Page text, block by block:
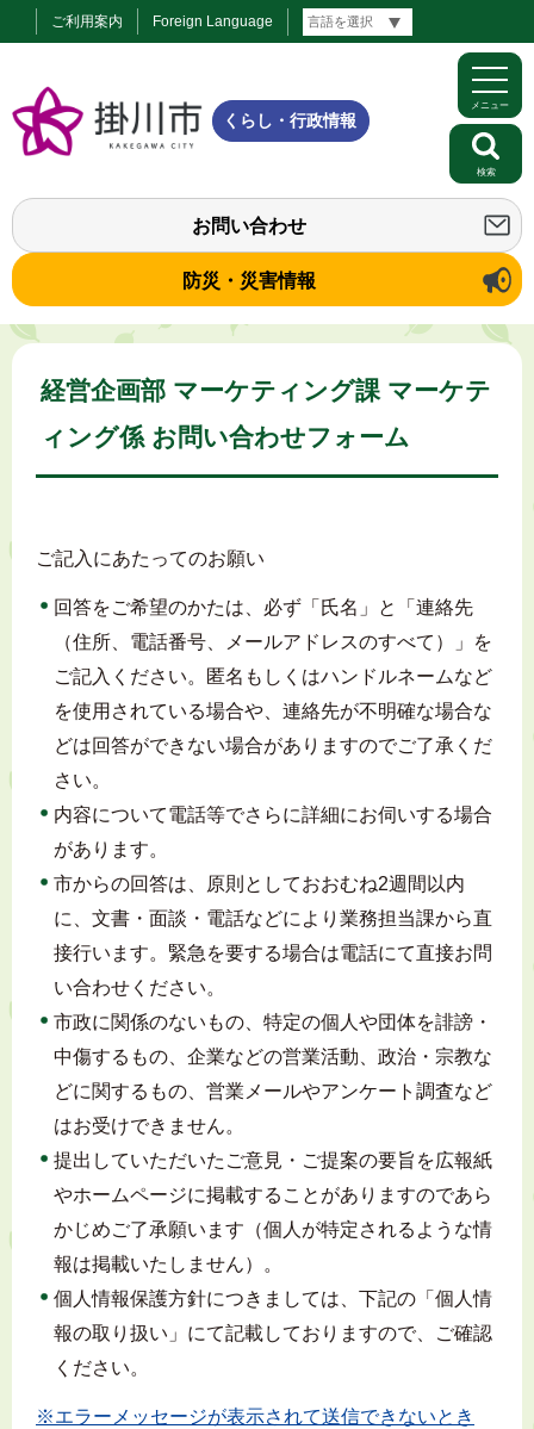
ご利用案内 Foreign Language
くらし・行政情報
お問い合わせ
防災・災害情報
メニュー
検索
経営企画部 マーケティング課 マーケテ
ィング係 お問い合わせフォーム
ご記入にあたってのお願い
回答をご希望のかたは、必ず「氏名」と「連絡先
（住所、電話番号、メールアドレスのすべて）」を
ご記入ください。匿名もしくはハンドルネームなど
を使用されている場合や、連絡先が不明確な場合な
どは回答ができない場合がありますのでご了承くだ
さい。
内容について電話等でさらに詳細にお伺いする場合
があります。
市からの回答は、原則としておおむね2週間以内
に、文書・面談・電話などにより業務担当課から直
接行います。緊急を要する場合は電話にて直接お問
い合わせください。
市政に関係のないもの、特定の個人や団体を誹謗・
中傷するもの、企業などの営業活動、政治・宗教な
どに関するもの、営業メールやアンケート調査など
はお受けできません。
提出していただいたご意見・ご提案の要旨を広報紙
やホームページに掲載することがありますのであら
かじめご了承願います（個人が特定されるような情
報は掲載いたしません）。
個人情報保護方針につきましては、下記の「個人情
報の取り扱い」にて記載しておりますので、ご確認
ください。
※エラーメッセージが表示されて送信できないとき